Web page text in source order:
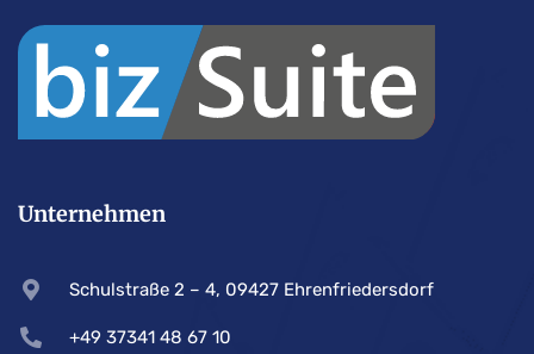
Unternehmen
Schulstraße 2 – 4, 09427 Ehrenfriedersdorf
+49 37341 48 67 10